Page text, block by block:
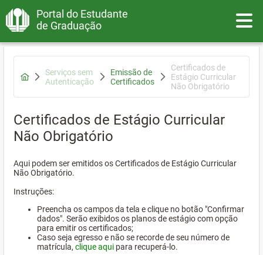
Portal do Estudante
de Graduação
Serviços sem
Autenticação
Emissão de
Certificados
Certificados de
Estágio Curricular
Não Obrigatório
Certificados de Estágio Curricular
Não Obrigatório
Aqui podem ser emitidos os Certificados de Estágio Curricular
Não Obrigatório.
Instruções:
Preencha os campos da tela e clique no botão "Confirmar
dados". Serão exibidos os planos de estágio com opção
para emitir os certificados;
Caso seja egresso e não se recorde de seu número de
matrícula, clique aqui para recuperá-lo.